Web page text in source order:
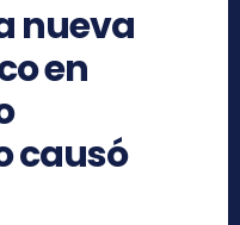
nueva
en
causó